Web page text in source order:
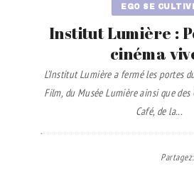
EGO SE
Institut Lumière :
cinéma
L’Institut Lumière a fermé les portes
Film, du Musée Lumière ainsi que
Café, de la...
Partagez: